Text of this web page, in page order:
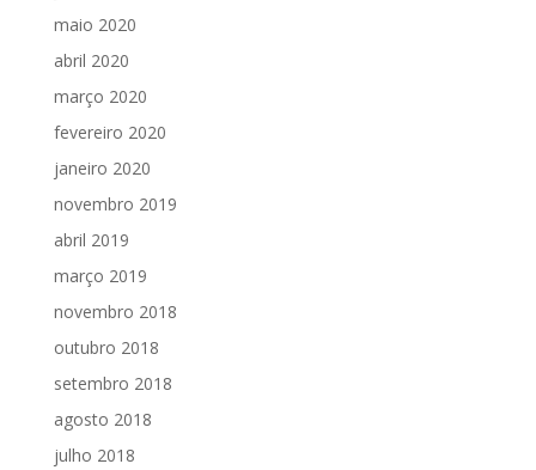
maio 2020
abril 2020
março 2020
fevereiro 2020
janeiro 2020
novembro 2019
abril 2019
março 2019
novembro 2018
outubro 2018
setembro 2018
agosto 2018
julho 2018